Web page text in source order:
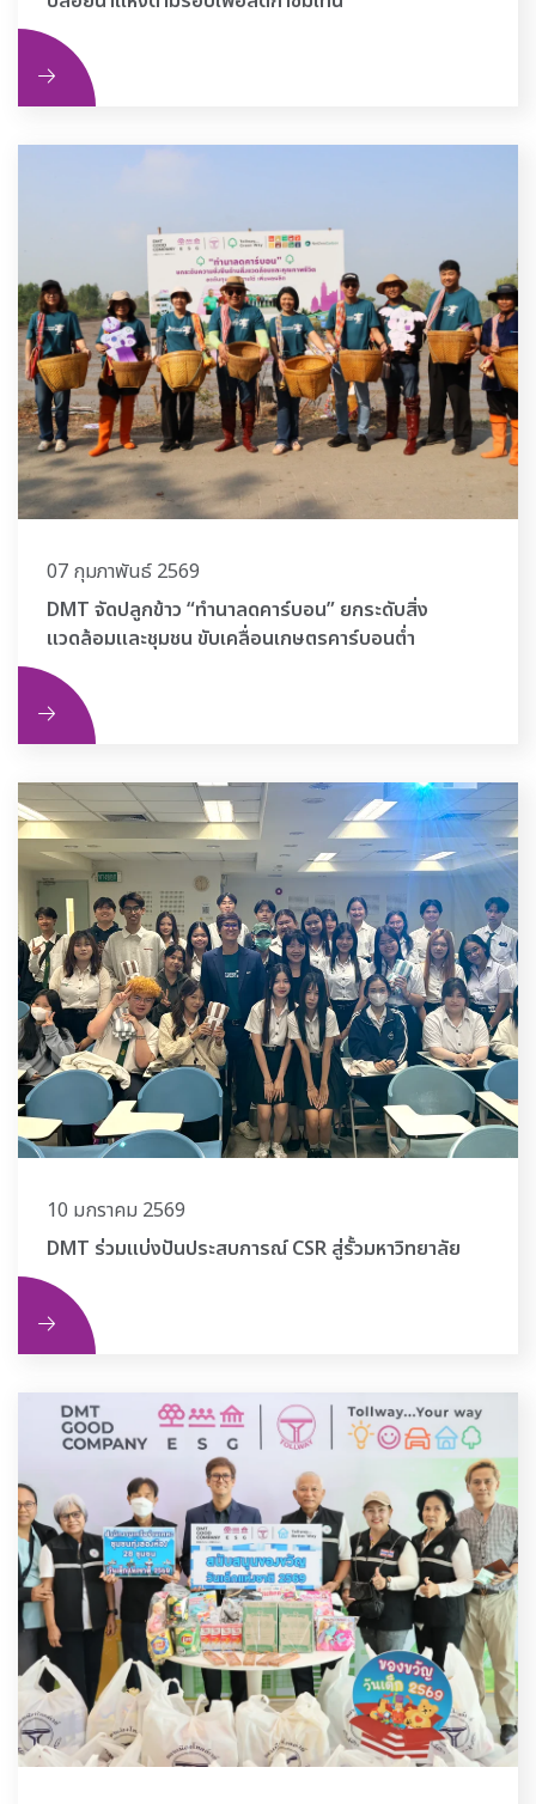
07 กุมภาพันธ์ 2569
DMT จัดปลูกข้าว “ทำนาลดคาร์บอน” ยกระดับสิ่ง
แวดล้อมและชุมชน ขับเคลื่อนเกษตรคาร์บอนต่ำ
10 มกราคม 2569
DMT ร่วมแบ่งปันประสบการณ์ CSR สู่รั้วมหาวิทยาลัย